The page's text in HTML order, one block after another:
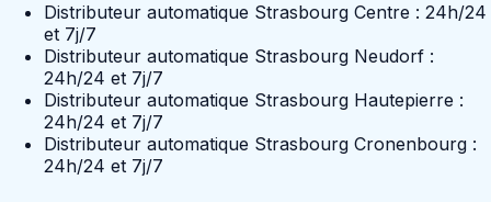
Distributeur automatique Strasbourg Centre : 24h/24
et 7j/7
Distributeur automatique Strasbourg Neudorf :
24h/24 et 7j/7
Distributeur automatique Strasbourg Hautepierre :
24h/24 et 7j/7
Distributeur automatique Strasbourg Cronenbourg :
24h/24 et 7j/7